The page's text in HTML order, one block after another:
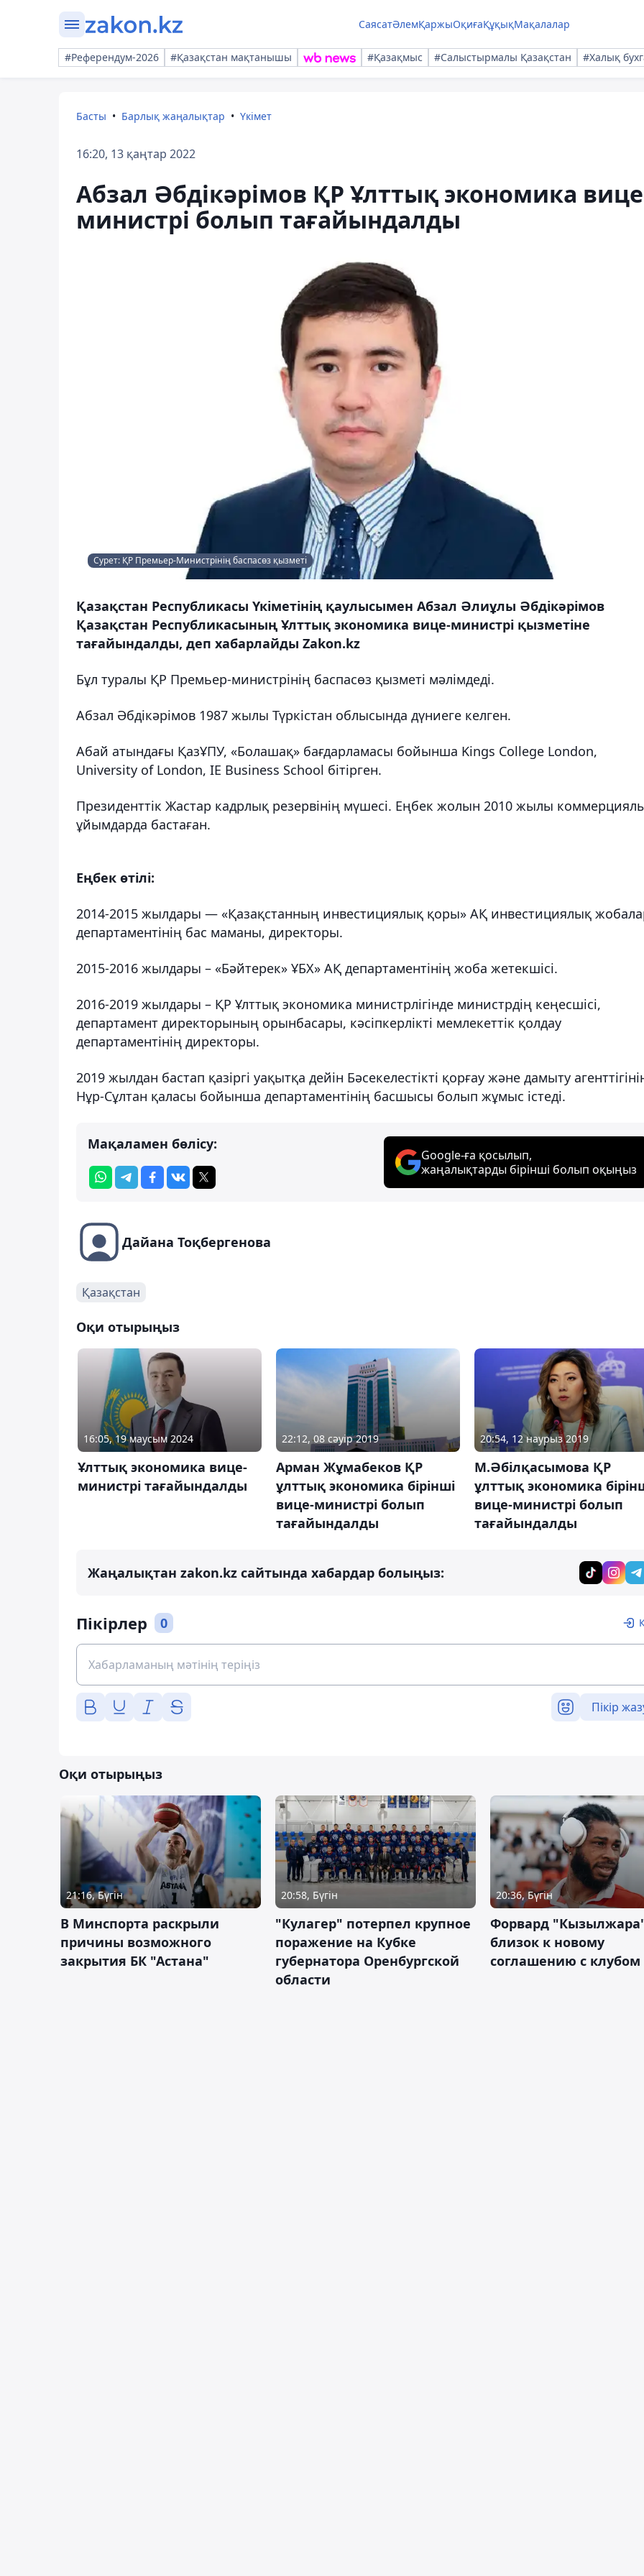
СаясатӘлемҚаржыОқиғаҚұқықМақалалар
#Референдум-2026 #Қазақстан мақтанышы #Қазақмыс #Салыстырмалы Қазақстан #Халық
Басты Барлық жаңалықтар Үкімет
16:20, 13 қаңтар 2022
Абзал Әбдікәрімов ҚР Ұлттық экономика
министрі болып тағайындалды
Сурет: ҚР Премьер-Министрінің баспасөз қызметі
Қазақстан Республикасы Үкіметінің қаулысымен Абзал Әлиұлы Әбдікәрімов
Қазақстан Республикасының Ұлттық экономика вице-министрі қызметіне
тағайындалды, деп хабарлайды Zakon.kz
Бұл туралы ҚР Премьер-министрінің баспасөз қызметі мәлімдеді.
Абзал Әбдікәрімов 1987 жылы Түркістан облысында дүниеге келген.
Абай атындағы ҚазҰПУ, «Болашақ» бағдарламасы бойынша Kings College London,
University of London, IE Business School бітірген.
Президенттік Жастар кадрлық резервінің мүшесі. Еңбек жолын 2010 жылы
ұйымдарда бастаған.
Еңбек өтілі:
2014-2015 жылдары — «Қазақстанның инвестициялық қоры» АҚ инвестициялық
департаментінің бас маманы, директоры.
2015-2016 жылдары – «Бәйтерек» ҰБХ» АҚ департаментінің жоба жетекшісі.
2016-2019 жылдары – ҚР Ұлттық экономика министрлігінде министрдің кеңесшісі,
департамент директорының орынбасары, кәсіпкерлікті мемлекеттік қолдау
департаментінің директоры.
2019 жылдан бастап қазіргі уақытқа дейін Бәсекелестікті қорғау және дамыту
Нұр-Сұлтан қаласы бойынша департаментінің басшысы болып жұмыс істеді.
Мақаламен бөлісу:
Google-ға қосылып,
жаңалықтарды бірінші болып оқыңыз
Дайана Тоқбергенова
Қазақстан
Оқи отырыңыз
16:05, 19 маусым 2024
Ұлттық экономика вице-
министрі тағайындалды
22:12, 08 сәуір 2019
Арман Жұмабеков ҚР
ұлттық экономика бірінші
вице-министрі болып
тағайындалды
20:54, 12 наурыз 2019
М.Әбілқасымова ҚР
ұлттық экономика
вице-министрі болып
тағайындалды
Жаңалықтан zakon.kz сайтында хабардар болыңыз:
Пікірлер 0
Пікір
Оқи отырыңыз
21:16, Бүгін
В Минспорта раскрыли
причины возможного
закрытия БК "Астана"
20:58, Бүгін
"Кулагер" потерпел крупное
поражение на Кубке
губернатора Оренбургской
области
20:36, Бүгін
Форвард
близок к новому
соглашению с клубом